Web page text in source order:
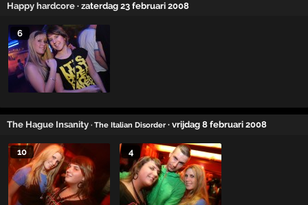
Happy hardcore · zaterdag 23 februari 2008
6
The Hague Insanity · The Italian Disorder · vrijdag 8 februari 2008
10 4